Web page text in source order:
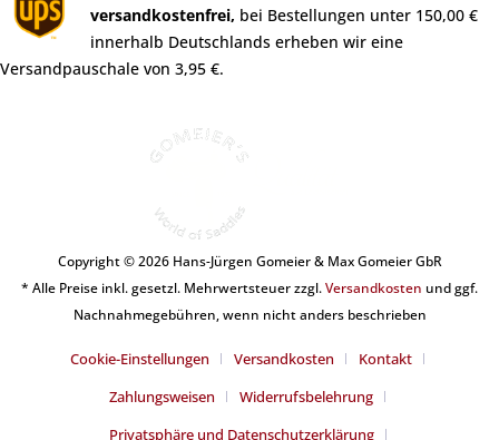
versandkostenfrei, bei Bestellungen unter 150,00 €
innerhalb Deutschlands erheben wir eine
Versandpauschale von 3,95 €.
Copyright © 2026 Hans-Jürgen Gomeier & Max Gomeier GbR
* Alle Preise inkl. gesetzl. Mehrwertsteuer zzgl.Versandkosten und ggf.
Nachnahmegebühren, wenn nicht anders beschrieben
Cookie-Einstellungen Versandkosten
Kontakt
Zahlungsweisen
Widerrufsbelehrung
Privatsphäre und Datenschutzerklärung